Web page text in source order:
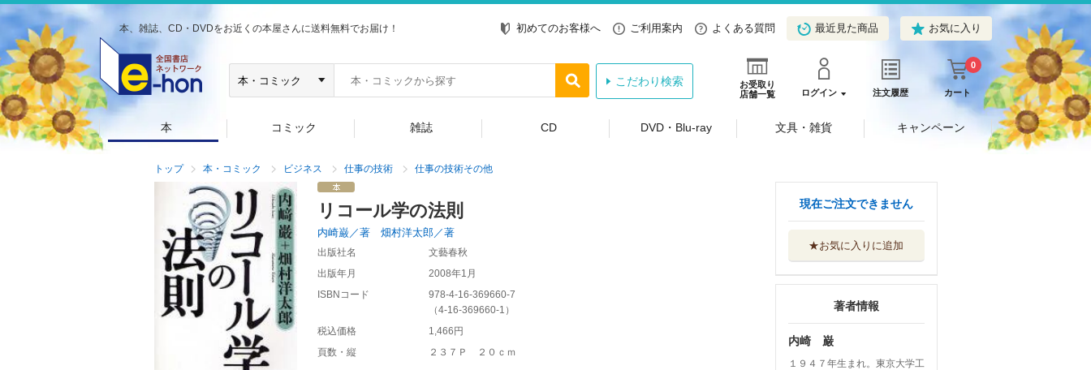
本、雑誌、CD・DVDをお近くの本屋さんに送料無料でお届け！ 初めてのお客様へ ご利用案内 よくある質問 最近見た商品 お気に入り
お受取り
店舗一覧
ログイン 注文履歴 カート
0
こだわり検索
本 コミック 雑誌 CD DVD・Blu-ray 文具・雑貨 キャンペーン
トップ 本・コミック ビジネス 仕事の技術 仕事の技術その他
リコール学の法則
内崎巌／著 畑村洋太郎／著
出版社名
文藝春秋
出版年月
2008年1月
ISBNコード
978-4-16-369660-7
（4-16-369660-1 ）
税込価格
1,466円
頁数・縦
２３７Ｐ ２０ｃｍ
現在ご注文できません
★お気に入りに追加
著者情報
内崎 巌
１９４７年生まれ。東京大学工